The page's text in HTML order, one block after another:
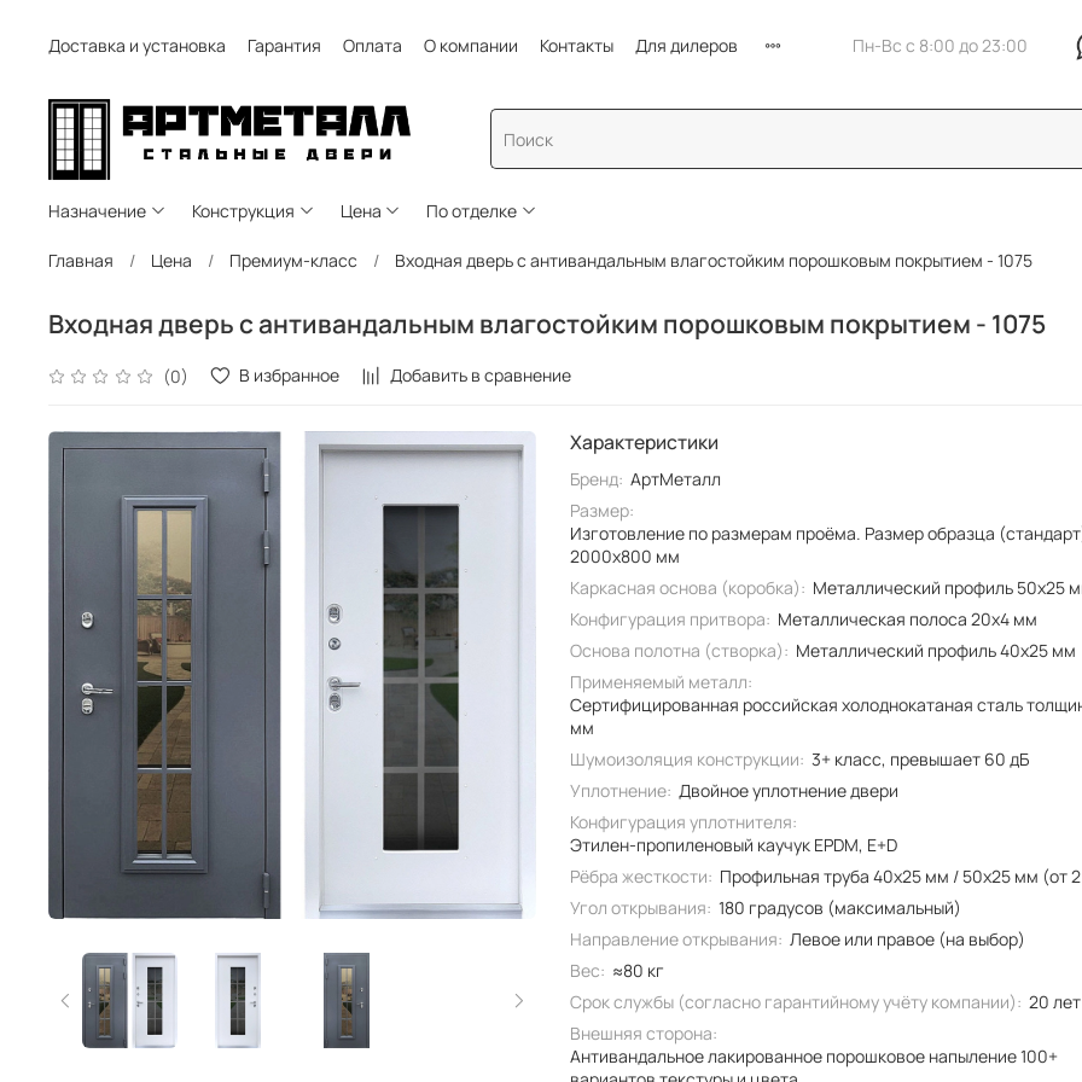
Доставка и установка Гарантия Оплата О компании Контакты Для дилеров Пн-Вс с 8:00 до 23:00
Назначение Конструкция Цена По отделке
Главная Цена Премиум-класс Входная дверь с антивандальным влагостойким порошковым покрытием - 1075
Входная дверь с антивандальным влагостойким порошковым покрытием - 1075
(0) В избранное Добавить в сравнение
Характеристики
Бренд: АртМеталл
Размер:
Изготовление по размерам проёма. Размер образца
2000x800 мм
Каркасная основа (коробка): Металлический профиль 50x25
Конфигурация притвора: Металлическая полоса 20x4 мм
Основа полотна (створка): Металлический профиль 40x25 мм
Применяемый металл:
Сертифицированная российская холоднокатаная сталь
мм
Шумоизоляция конструкции: 3+ класс, превышает 60 дБ
Уплотнение: Двойное уплотнение двери
Конфигурация уплотнителя:
Этилен-пропиленовый каучук EPDM, E+D
Рёбра жесткости: Профильная труба 40х25 мм / 50x25 мм (от
Угол открывания: 180 градусов (максимальный)
Направление открывания: Левое или правое (на выбор)
Вес: ≈80 кг
Срок службы (согласно гарантийному учёту компании): 20 лет
Внешняя сторона:
Антивандальное лакированное порошковое напыление 100+